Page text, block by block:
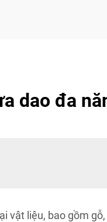
dao đa
vật liệu, bao gồm